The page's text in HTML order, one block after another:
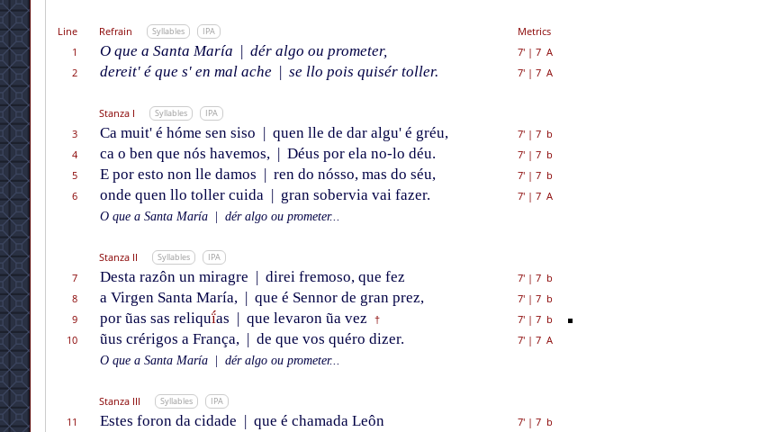
Line Refrain Syllables IPA
Metrics
1
O que a Santa María | dér algo ou prometer, 7'| 7 A
2
dereit' é que s' en mal ache | se llo pois quisér toller. 7'| 7 A
Stanza I Syllables IPA
3 Ca muit' é hóme sen siso | quen lle de dar algu' é gréu, 7'| 7 b
4
ca o ben que nós havemos, | Déus por ela no-lo déu. 7'| 7 b
5
E por esto non lle damos | ren do nósso, mas do séu, 7'| 7 b
6
onde quen llo toller cuida | gran sobervia vai fazer. 7'| 7 A
O que a Santa María
dér algo ou prometer...
Stanza II Syllables IPA
7 Desta razôn un miragre | direi fremoso, que fez 7'| 7 b
8
a Virgen Santa María, | que é Sennor de gran prez, 7'| 7 b
9
por ũas sas reliquḯas | que levaron ũa vez † 7'| 7 b
10
ũus crérigos a França, | de que vos quéro dizer. 7'| 7 A
O que a Santa María
dér algo ou prometer...
Stanza III Syllables IPA
11 Estes foron da cidade | que é chamada Leôn 7'| 7 b